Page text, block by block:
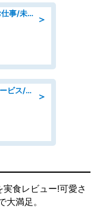
＞
社団法人での保健師・看護師のお仕事/未経験OK/要資格:普通免許、保健師、正看護師
＞
介護職・ヘルパー/愛知県/デイサービス/JR東海道本線 幸田/額田郡幸田町
食レビュー!可愛さ
大満足。